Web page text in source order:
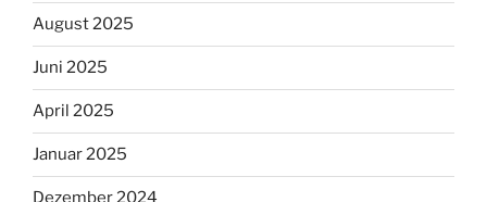
August 2025
Juni 2025
April 2025
Januar 2025
Dezember 2024